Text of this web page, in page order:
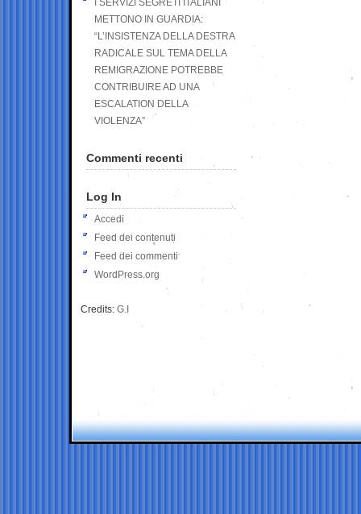
I SERVIZI SEGRETI ITALIANI
METTONO IN GUARDIA:
“L’INSISTENZA DELLA DESTRA
RADICALE SUL TEMA DELLA
REMIGRAZIONE POTREBBE
CONTRIBUIRE AD UNA
ESCALATION DELLA
VIOLENZA”
Commenti recenti
Log In
Accedi
Feed dei contenuti
Feed dei commenti
WordPress.org
Credits: G.I